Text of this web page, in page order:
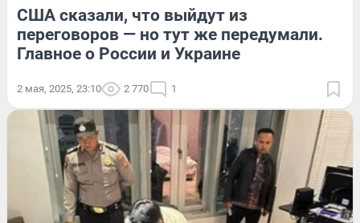
США сказали, что выйдут из
переговоров — но тут же передумали.
Главное о России и Украине
2 мая, 2025, 23:10 2 770 1